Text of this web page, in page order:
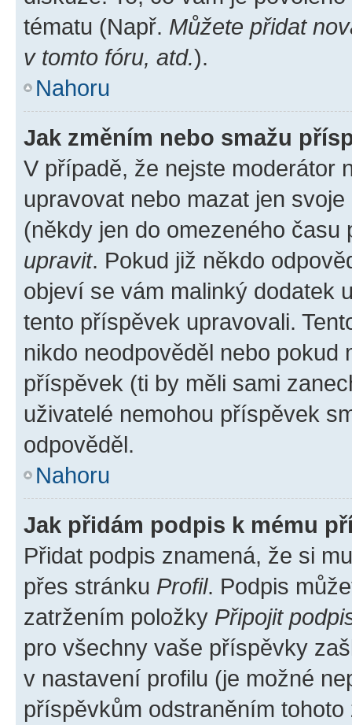
tématu (Např. Můžete přidat
v tomto fóru, atd.).
Nahoru
Jak změním nebo smažu
V případě, že nejste moderátor
upravovat nebo mazat jen
(někdy jen do omezeného
upravit. Pokud již někdo
objeví se vám malinký dodatek
tento příspěvek upravovali.
nikdo neodpověděl nebo pokud
příspěvek (ti by měli sami
uživatelé nemohou příspěvek
odpověděl.
Nahoru
Jak přidám podpis k mému
Přidat podpis znamená, že si
přes stránku Profil. Podpis
zatržením položky Připojit
pro všechny vaše příspěvky
v nastavení profilu (je možné
příspěvkům odstraněním